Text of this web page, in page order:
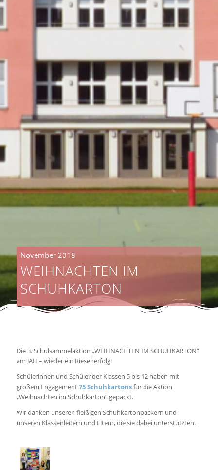
November 2018
WEIHNACHTEN IM
SCHUHKARTON
Die 3. Schulsammelaktion „WEIHNACHTEN IM SCHUHKARTON“
am JAH – wieder ein Riesenerfolg!
Schülerinnen und Schüler der Klassen 5 bis 12 haben mit
großem Engagement75 Schuhkartonsfür die Aktion
„Weihnachten im Schuhkarton“ gepackt.
Wir danken unseren fleißigen Schuhkartonpackern und
unseren Klassenleitern und Eltern, die sie dabei unterstützten.